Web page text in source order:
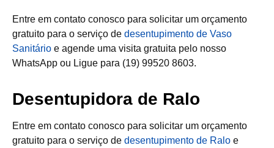
Entre em contato conosco para solicitar um orçamento
gratuito para o serviço de desentupimento de Vaso
Sanitário e agende uma visita gratuita pelo nosso
WhatsApp ou Ligue para (19) 99520 8603.
Desentupidora de Ralo
Entre em contato conosco para solicitar um orçamento
gratuito para o serviço de desentupimento de Ralo e